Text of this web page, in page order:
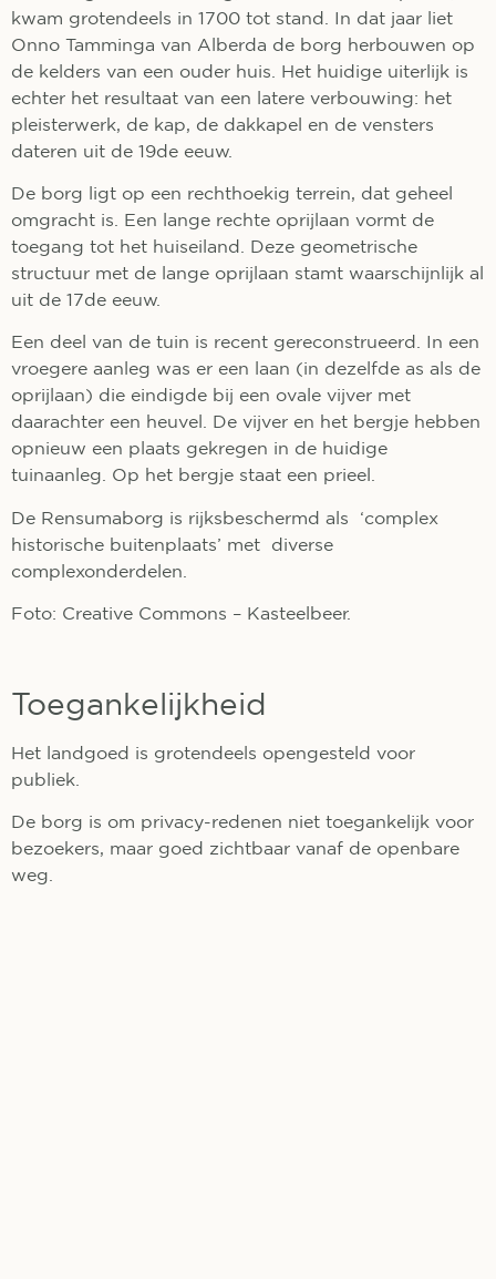
kwam grotendeels in 1700 tot stand. In dat jaar liet
Onno Tamminga van Alberda de borg herbouwen op
de kelders van een ouder huis. Het huidige uiterlijk is
echter het resultaat van een latere verbouwing: het
pleisterwerk, de kap, de dakkapel en de vensters
dateren uit de 19de eeuw.
De borg ligt op een rechthoekig terrein, dat geheel
omgracht is. Een lange rechte oprijlaan vormt de
toegang tot het huiseiland. Deze geometrische
structuur met de lange oprijlaan stamt waarschijnlijk al
uit de 17de eeuw.
Een deel van de tuin is recent gereconstrueerd. In een
vroegere aanleg was er een laan (in dezelfde as als de
oprijlaan) die eindigde bij een ovale vijver met
daarachter een heuvel. De vijver en het bergje hebben
opnieuw een plaats gekregen in de huidige
tuinaanleg. Op het bergje staat een prieel.
De Rensumaborg is rijksbeschermd als ‘complex
historische buitenplaats’ met diverse
complexonderdelen.
Foto: Creative Commons – Kasteelbeer.
Toegankelijkheid
Het landgoed is grotendeels opengesteld voor
publiek.
De borg is om privacy-redenen niet toegankelijk voor
bezoekers, maar goed zichtbaar vanaf de openbare
weg.